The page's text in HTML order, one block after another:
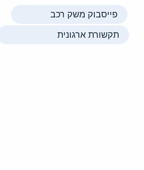
פייסבוק משק רכב
תקשורת ארגונית